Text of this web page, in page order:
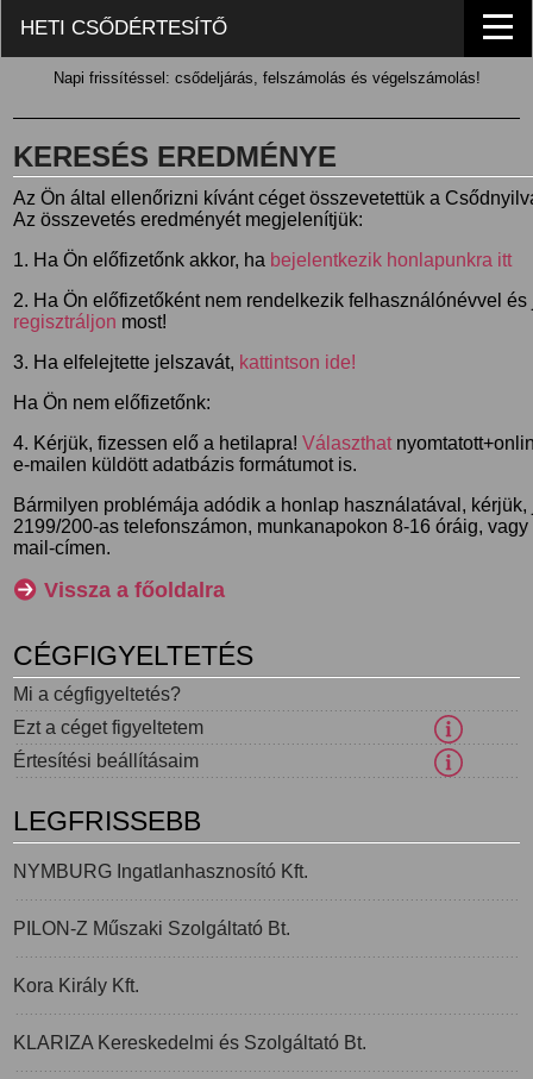
HETI CSŐDÉRTESÍTŐ
Napi frissítéssel: csődeljárás, felszámolás és végelszámolás!
KERESÉS EREDMÉNYE
Az Ön által ellenőrizni kívánt céget összevetettük a
Az összevetés eredményét megjelenítjük:
1. Ha Ön előfizetőnk akkor, ha bejelentkezik honlapunkra itt
2. Ha Ön előfizetőként nem rendelkezik felhasználónévvel
regisztráljon most!
3. Ha elfelejtette jelszavát, kattintson ide!
Ha Ön nem előfizetőnk:
4. Kérjük, fizessen elő a hetilapra!Választhat
e-mailen küldött adatbázis formátumot is.
Bármilyen problémája adódik a honlap használatával,
2199/200-as telefonszámon, munkanapokon 8-16 óráig,
mail-címen.
Vissza a főoldalra
CÉGFIGYELTETÉS
Mi a cégfigyeltetés?
Ezt a céget figyeltetem
Értesítési beállításaim
LEGFRISSEBB
NYMBURG Ingatlanhasznosító Kft.
PILON-Z Műszaki Szolgáltató Bt.
Kora Király Kft.
KLARIZA Kereskedelmi és Szolgáltató Bt.